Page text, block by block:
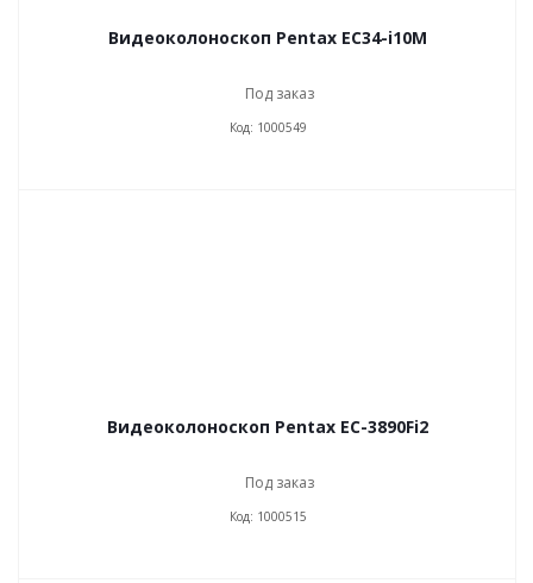
Видеоколоноскоп Pentax EC34-i10M
Под заказ
Код: 1000549
Видеоколоноскоп Pentax EC-3890Fi2
Под заказ
Код: 1000515